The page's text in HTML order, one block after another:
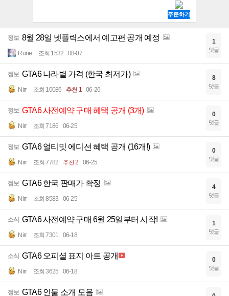
정보 8월 28일 넷플릭스에서 예고편 공개 예정
Rune 조회 1532 08-07
1
댓글
정보 GTA6 나라별 가격 (한국 최저가)
Nirr 조회 10086 추천 1 06-26
8
댓글
정보 GTA6 사전예약 구매 혜택 공개 (3개)
Nirr 조회 7186 06-25
0
댓글
정보 GTA6 얼티밋 에디션 혜택 공개 (16개!)
Nirr 조회 7782 추천 2 06-25
0
댓글
정보 GTA6 한국 판매가 확정
Nirr 조회 8583 06-25
4
댓글
소식 GTA6 사전예약 구매 6월 25일부터 시작!
Nirr 조회 7301 06-18
1
댓글
소식 GTA6 오피셜 표지 아트 공개
Nirr 조회 3625 06-18
0
댓글
정보 GTA6 인물 소개 모음